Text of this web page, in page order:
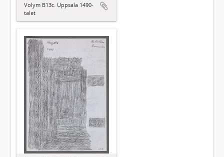
Volym B13c. Uppsala 1490-
talet